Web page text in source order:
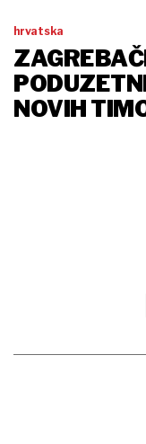
hrvatska
NOVIH